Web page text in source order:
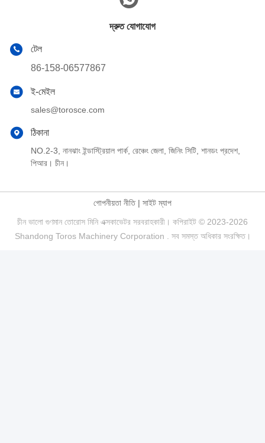
দ্রুত যোগাযোগ
টেল
86-158-06577867
ই-মেইল
sales@torosce.com
ঠিকানা
NO.2-3, নানঝাং ইন্ডাস্ট্রিয়াল পার্ক, রেঞ্চেং জেলা, জিনিং সিটি, শানডং প্রদেশ,
পিআর। চীন।
গোপনীয়তা নীতি| সাইট ম্যাপ
চীন ভালো গুণমান তোরোস মিনি এক্সকাভেটর সরবরাহকারী। কপিরাইট © 2023-2026
Shandong Toros Machinery Corporation . সব সমস্ত অধিকার সংরক্ষিত।